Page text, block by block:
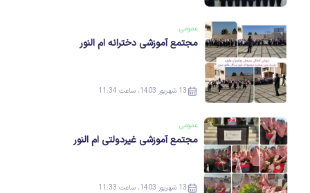
عمومی
مجتمع آموزشی دخترانه ام النور
13 شهریور 1403، ساعت 11:34
عمومی
مجتمع آموزشی غیردولتی ام النور
13 شهریور 1403، ساعت 11:33